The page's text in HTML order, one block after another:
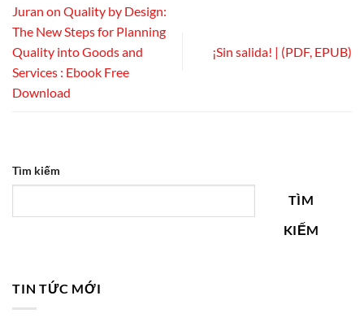
Juran on Quality by Design:
The New Steps for Planning
Quality into Goods and
Services : Ebook Free
Download
¡Sin salida! | (PDF, EPUB)
Tìm kiếm
TÌM
KIẾM
TIN TỨC MỚI